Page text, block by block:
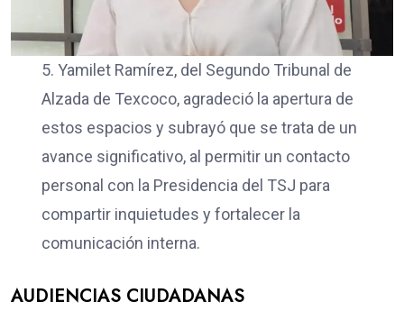
5. Yamilet Ramírez, del Segundo Tribunal de
Alzada de Texcoco, agradeció la apertura de
estos espacios y subrayó que se trata de un
avance significativo, al permitir un contacto
personal con la Presidencia del TSJ para
compartir inquietudes y fortalecer la
comunicación interna.
AUDIENCIAS CIUDADANAS